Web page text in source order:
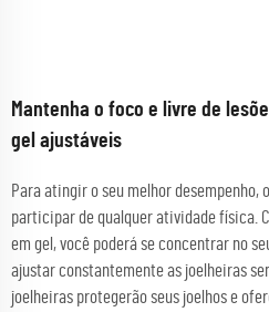
Mantenha o foco e livre de
gel ajustáveis
Para atingir o seu melhor desempenho,
participar de qualquer atividade física.
em gel, você poderá se concentrar no
ajustar constantemente as joelheiras
joelheiras protegerão seus joelhos e